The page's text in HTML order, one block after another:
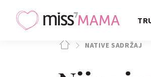
NATIVE SADRŽAJ